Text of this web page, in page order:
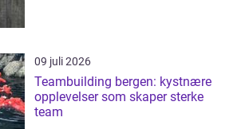
09 juli 2026
Teambuilding bergen: kystnære
opplevelser som skaper sterke
team